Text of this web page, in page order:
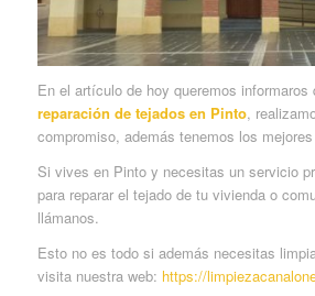
En el artículo de hoy queremos informaros
reparación de tejados en Pinto,
compromiso, además tenemos los
Si vives en Pinto y necesitas un servicio
para reparar el tejado de tu vivienda o
llámanos.
Esto no es todo si además necesitas
visita nuestra web: https://